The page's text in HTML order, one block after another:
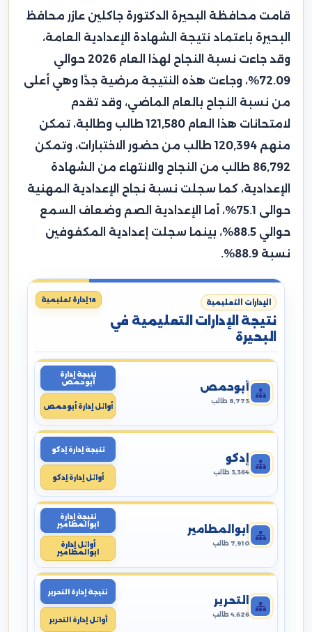
قامت محافظة البحيرة الدكتورة جاكلين عازر محافظ
البحيرة باعتماد نتيجة الشهادة الإعدادية العامة،
وقد جاءت نسبة النجاح لهذا العام 2026 حوالي
72.09%، وجاءت هذه النتيجة مرضية جدًا وهي أعلى
من نسبة النجاح بالعام الماضي، وقد تقدم
لامتحانات هذا العام 121,580 طالب وطالبة، تمكن
منهم 120,394 طالب من حضور الاختبارات، وتمكن
86,792 طالب من النجاح والانتهاء من الشهادة
الإعدادية، كما سجلت نسبة نجاح الإعدادية المهنية
حوالى 75.1%، أما الإعدادية الصم وضعاف السمع
حوالي 88.5%، بينما سجلت إعدادية المكفوفين
نسبة 88.9%.
الإدارات التعليمية
نتيجة الإدارات التعليمية في
البحيرة
18 إدارة تعليمية
أبوحمص
8,773 طالب
نتيجة إدارة
أبوحمص
أوائل إدارة أبوحمص
إدكو
3,364 طالب
نتيجة إدارة إدكو
أوائل إدارة إدكو
ابوالمطامير
7,910 طالب
نتيجة إدارة
ابوالمطامير
أوائل إدارة
ابوالمطامير
التحرير
4,626 طالب
نتيجة إدارة التحرير
أوائل إدارة التحرير